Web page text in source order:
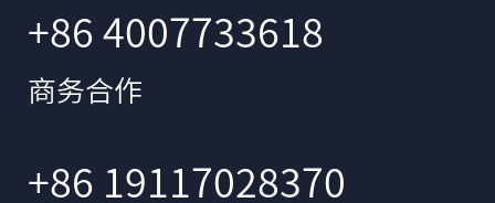
+86 4007733618
商务合作
+86 19117028370